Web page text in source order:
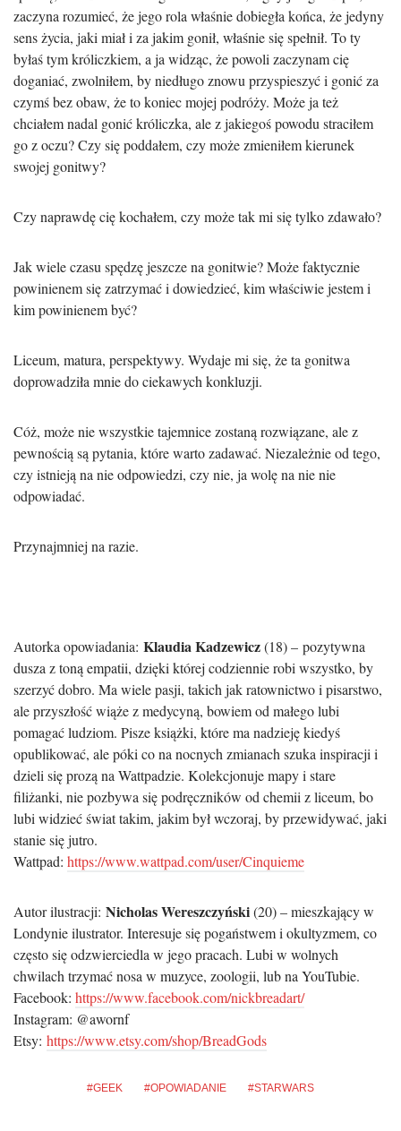
zaczyna rozumieć, że jego rola właśnie dobiegła końca, że jedyny
sens życia, jaki miał i za jakim gonił, właśnie się spełnił. To ty
byłaś tym króliczkiem, a ja widząc, że powoli zaczynam cię
doganiać, zwolniłem, by niedługo znowu przyspieszyć i gonić za
czymś bez obaw, że to koniec mojej podróży. Może ja też
chciałem nadal gonić króliczka, ale z jakiegoś powodu straciłem
go z oczu? Czy się poddałem, czy może zmieniłem kierunek
swojej gonitwy?
Czy naprawdę cię kochałem, czy może tak mi się tylko zdawało?
Jak wiele czasu spędzę jeszcze na gonitwie? Może faktycznie
powinienem się zatrzymać i dowiedzieć, kim właściwie jestem i
kim powinienem być?
Liceum, matura, perspektywy. Wydaje mi się, że ta gonitwa
doprowadziła mnie do ciekawych konkluzji.
Cóż, może nie wszystkie tajemnice zostaną rozwiązane, ale z
pewnością są pytania, które warto zadawać. Niezależnie od tego,
czy istnieją na nie odpowiedzi, czy nie, ja wolę na nie nie
odpowiadać.
Przynajmniej na razie.
Autorka opowiadania: Klaudia Kadzewicz(18) – pozytywna
dusza z toną empatii, dzięki której codziennie robi wszystko, by
szerzyć dobro. Ma wiele pasji, takich jak ratownictwo i pisarstwo,
ale przyszłość wiąże z medycyną, bowiem od małego lubi
pomagać ludziom. Pisze książki, które ma nadzieję kiedyś
opublikować, ale póki co na nocnych zmianach szuka inspiracji i
dzieli się prozą na Wattpadzie. Kolekcjonuje mapy i stare
filiżanki, nie pozbywa się podręczników od chemii z liceum, bo
lubi widzieć świat takim, jakim był wczoraj, by przewidywać, jaki
stanie się jutro.
Wattpad: https://www.wattpad.com/user/Cinquieme
Autor ilustracji: Nicholas Wereszczyński(20) – mieszkający w
Londynie ilustrator. Interesuje się pogaństwem i okultyzmem, co
często się odzwierciedla w jego pracach. Lubi w wolnych
chwilach trzymać nosa w muzyce, zoologii, lub na YouTubie.
Facebook: https://www.facebook.com/nickbreadart/
Instagram: @awornf
Etsy: https://www.etsy.com/shop/BreadGods
GEEK OPOWIADANIE STARWARS